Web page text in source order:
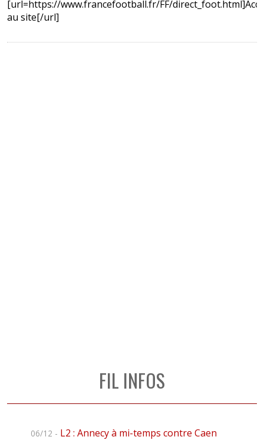
[url=https://www.francefootball.fr/FF/
au site[/url]
FIL INFOS
06/12 - L2 : Annecy à mi-temps contre Caen